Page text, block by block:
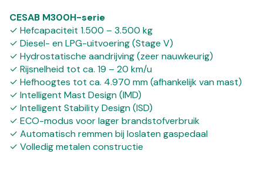
CESAB M300H-serie
✓ Hefcapaciteit 1.500 – 3.500 kg
✓ Diesel- en LPG-uitvoering (Stage V)
✓ Hydrostatische aandrijving (zeer nauwkeurig)
✓ Rijsnelheid tot ca. 19 – 20 km/u
✓ Hefhoogtes tot ca. 4.970 mm (afhankelijk van mast)
✓ Intelligent Mast Design (IMD)
✓ Intelligent Stability Design (ISD)
✓ ECO-modus voor lager brandstofverbruik
✓ Automatisch remmen bij loslaten gaspedaal
✓ Volledig metalen constructie